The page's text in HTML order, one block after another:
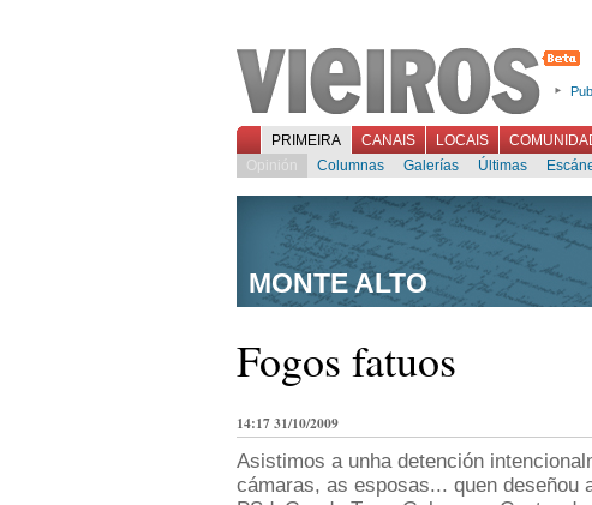
PRIMEIRA CANAIS LOCAIS
Opinión
Columnas Galerías Últimas
MONTE ALTO
Fogos fatuos
14:17 31/10/2009
Asistimos a unha detención
cámaras, as esposas... quen deseñou